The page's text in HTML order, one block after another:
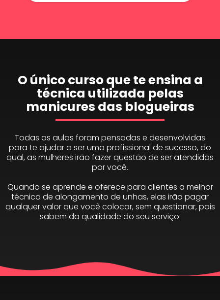
O único curso que te ensina a
técnica utilizada pelas
manicures das blogueiras
Todas as aulas foram pensadas e desenvolvidas
para te ajudar a ser uma profissional de sucesso, do
qual, as mulheres irão fazer questão de ser atendidas
por você.
Quando se aprende e oferece para clientes a melhor
técnica de alongamento de unhas, elas irão pagar
qualquer valor que você colocar, sem questionar, pois
sabem da qualidade do seu serviço.